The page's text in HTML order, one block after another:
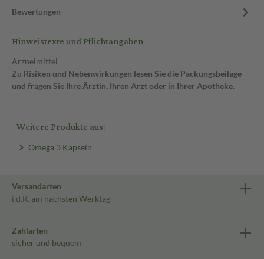
Bewertungen
Hinweistexte und Pflichtangaben
Arzneimittel
Zu Risiken und Nebenwirkungen lesen Sie die Packungsbeilage
und fragen Sie Ihre Ärztin, Ihren Arzt oder in Ihrer Apotheke.
Weitere Produkte aus:
Omega 3 Kapseln
Versandarten
i.d.R. am nächsten Werktag
Zahlarten
sicher und bequem